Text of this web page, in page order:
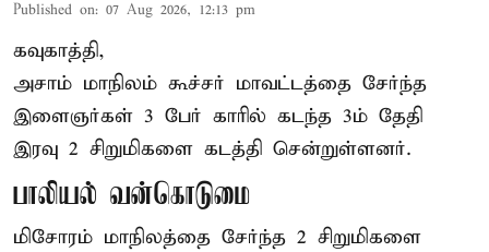
Published on: 07 Aug 2026, 12:13 pm
கவுகாத்தி,
அசாம் மாநிலம் கூச்சர் மாவட்டத்தை சேர்ந்த
இளைஞர்கள் 3 பேர் காரில் கடந்த 3ம் தேதி
இரவு 2 சிறுமிகளை கடத்தி சென்றுள்ளனர்.
பாலியல் வன்கொடுமை
மிசோரம் மாநிலத்தை சேர்ந்த 2 சிறுமிகளை